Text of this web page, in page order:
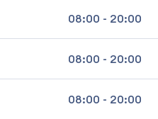
08:00 - 20:00
08:00 - 20:00
08:00 - 20:00